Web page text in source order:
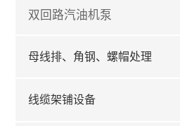
双回路汽油机泵
母线排、角钢、螺帽处理
线缆架铺设备